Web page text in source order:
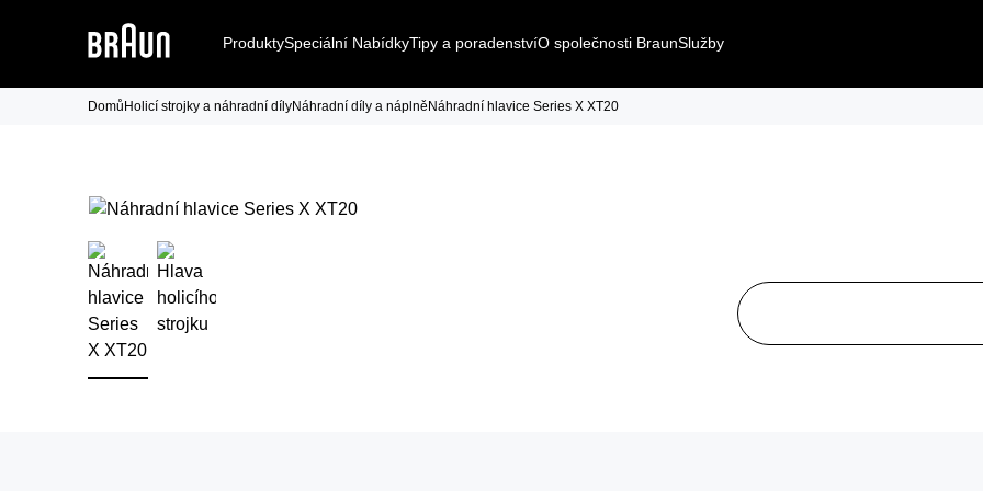
ProduktySpeciální NabídkyTipy a poradenstvíO společnosti BraunSlužby
Domů Holicí strojky a náhradní dílyNáhradní díly a náplně Náhradní hlavice Series X XT20